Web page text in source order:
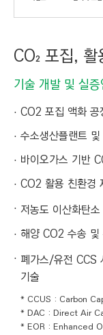
CO₂ 포집,
기술 개발 및 실
CO2 포집 액화 공
수소생산플랜트
바이오가스 기반
CO2 활용 친환경
저농도 이산화탄
해양 CO2 수송
폐가스/유전 CCS
기술
* CCUS : Carbon
* DAC : Direct Air
* EOR : Enhanced